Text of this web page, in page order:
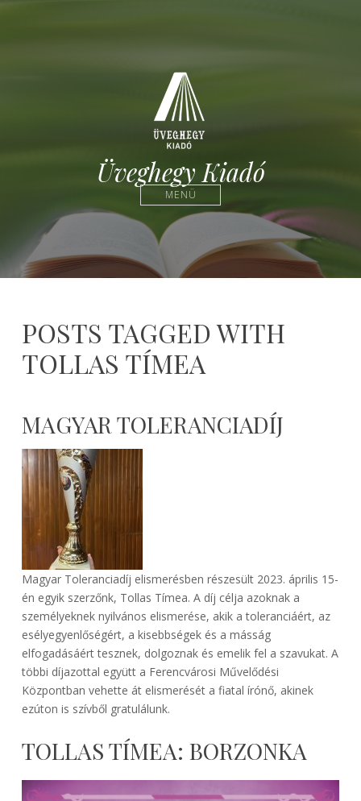
Üveghegy Kiadó
MENÜ
POSTS TAGGED WITH
TOLLAS TÍMEA
MAGYAR TOLERANCIADÍJ
Magyar Toleranciadíj elismerésben részesült 2023. április 15-
én egyik szerzőnk, Tollas Tímea. A díj célja azoknak a
személyeknek nyilvános elismerése, akik a toleranciáért, az
esélyegyenlőségért, a kisebbségek és a másság
elfogadásáért tesznek, dolgoznak és emelik fel a szavukat. A
többi díjazottal együtt a Ferencvárosi Művelődési
Központban vehette át elismerését a fiatal írónő, akinek
ezúton is szívből gratulálunk.
TOLLAS TÍMEA: BORZONKA